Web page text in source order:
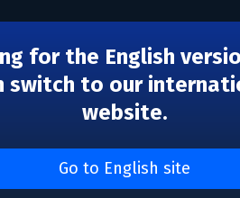
for the English
switch to our
website.
Go to English site